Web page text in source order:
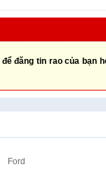
để đăng tin rao của bạn
Ford